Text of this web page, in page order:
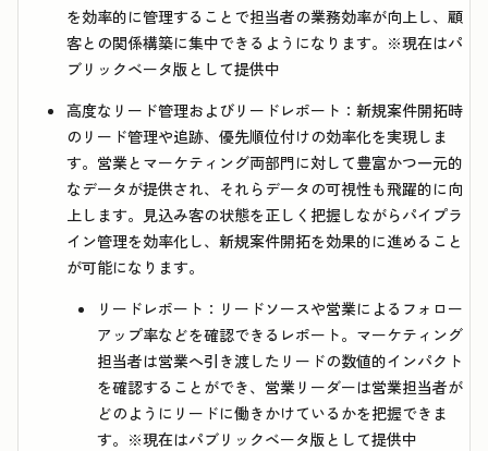
を効率的に管理することで担当者の業務効率が向上し、顧
客との関係構築に集中できるようになります。※現在はパ
ブリックベータ版として提供中
高度なリード管理およびリードレポート： 新規案件開拓時
のリード管理や追跡、優先順位付けの効率化を実現しま
す。営業とマーケティング両部門に対して豊富かつ一元的
なデータが提供され、それらデータの可視性も飛躍的に向
上します。見込み客の状態を正しく把握しながらパイプラ
イン管理を効率化し、新規案件開拓を効果的に進めること
が可能になります。
リードレポート： リードソースや営業によるフォロー
アップ率などを確認できるレポート。マーケティング
担当者は営業へ引き渡したリードの数値的インパクト
を確認することができ、営業リーダーは営業担当者が
どのようにリードに働きかけているかを把握できま
す。※現在はパブリックベータ版として提供中